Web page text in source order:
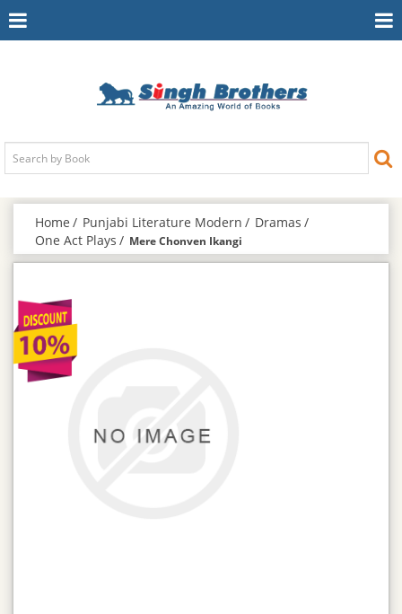
Toggle
Home Punjabi Literature Modern
Dramas
One Act Plays
Mere Chonven Ikangi